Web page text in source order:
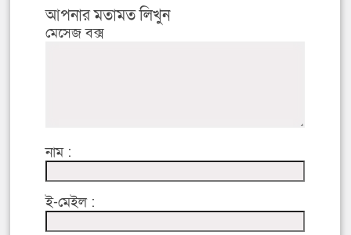
আপনার মতামত লিখুন
মেসেজ বক্স
নাম :
ই-মেইল :